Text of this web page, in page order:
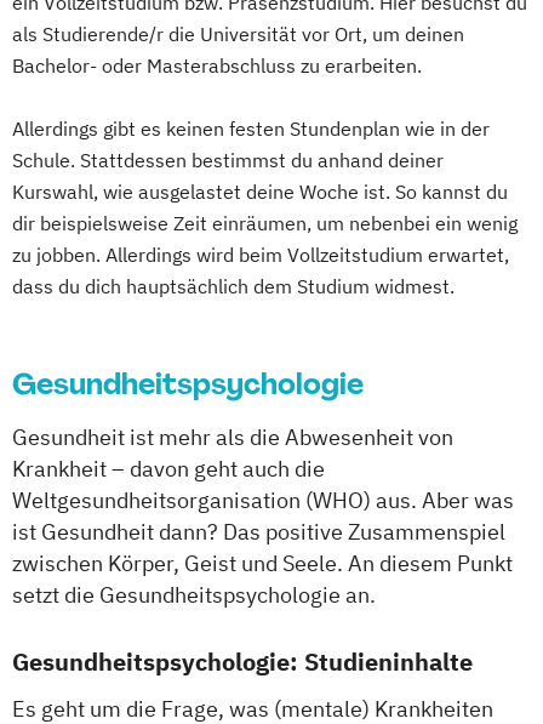
als Studierende/r die Universität vor Ort, um deinen
Bachelor- oder Masterabschluss zu erarbeiten.
Allerdings gibt es keinen festen Stundenplan wie in der
Schule. Stattdessen bestimmst du anhand deiner
Kurswahl, wie ausgelastet deine Woche ist. So kannst du
dir beispielsweise Zeit einräumen, um nebenbei ein wenig
zu jobben. Allerdings wird beim Vollzeitstudium erwartet,
dass du dich hauptsächlich dem Studium widmest.
Gesundheitspsychologie
Gesundheit ist mehr als die Abwesenheit von
Krankheit – davon geht auch die
Weltgesundheitsorganisation (WHO) aus. Aber was
ist Gesundheit dann? Das positive Zusammenspiel
zwischen Körper, Geist und Seele. An diesem Punkt
setzt die Gesundheitspsychologie an.
Gesundheitspsychologie: Studieninhalte
Es geht um die Frage, was (mentale) Krankheiten